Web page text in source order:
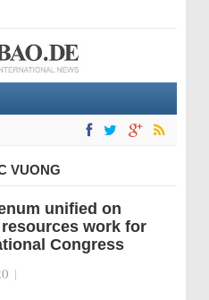
VUONG
unified on
resources work for
Congress
|